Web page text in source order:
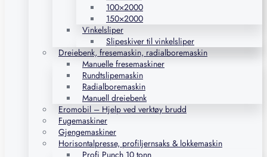
100×2000
150×2000
Vinkelsliper
Slipeskiver til vinkelsliper
Dreiebenk, fresemaskin, radialboremaskin
Manuelle fresemaskiner
Rundtslipemaskin
Radialboremaskin
Manuell dreiebenk
Eromobil – Hjelp ved verktøy brudd
Fugemaskiner
Gjengemaskiner
Horisontalpresse, profiljernsaks & lokkemaskin
Profi Punch 10 tonn